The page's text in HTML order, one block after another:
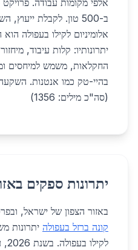
אלפי מקומות עבודה.
ב-500 טון. לקבלת ייעוץ, השתמשו ב-
אלומיניום לקילו בעפולה
יתרונותיו: קלות עיבוד,
החקלאות, משמש למיחסים
בהיי-טק כמו אנטנות.
(סה"כ מילים: 1356)
יתרונות ספקים
באזור הצפון של ישראל,
קונה ברזל בעפולה יתרונות